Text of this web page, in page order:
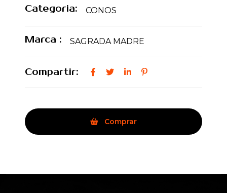
Categoria: CONOS
Marca : SAGRADA MADRE
Compartir:
Comprar